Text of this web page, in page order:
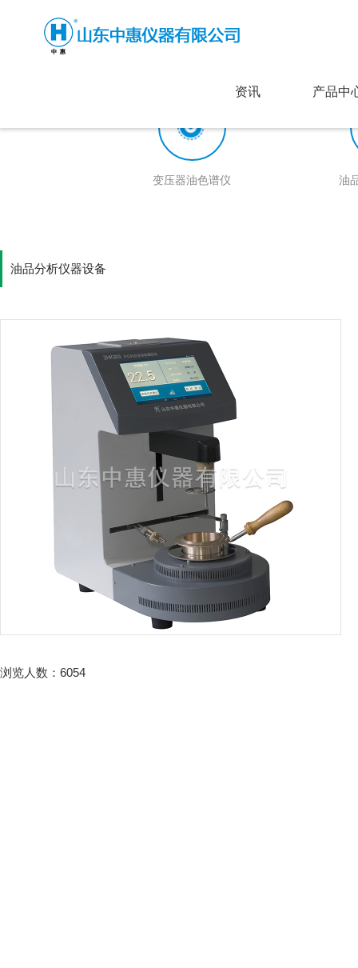
资讯 产品中
变压器油色谱仪 油
油品分析仪器设备
浏览人数： 6054